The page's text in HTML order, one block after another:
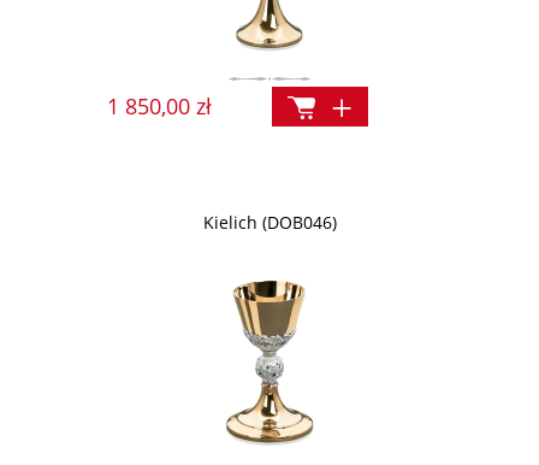
1 850,00 zł
Kielich (DOB046)